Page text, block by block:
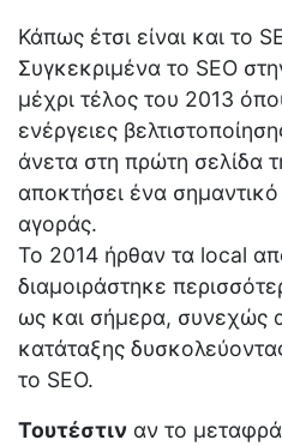
Κάπως έτσι είναι και το
Συγκεκριμένα το SEO
μέχρι τέλος του 2013
ενέργειες
άνετα στη πρώτη σελίδα
αποκτήσει ένα σημαντικό
αγοράς.
To 2014 ήρθαν τα local
διαμοιράστηκε
ως και σήμερα, συνεχώς
κατάταξης
το SEO.
Τουτέστιν αν το